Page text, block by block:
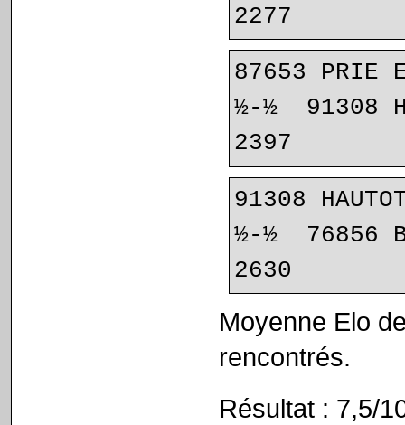
2277
87653
½-½  91308
2397
91308
½-½  76856
2630
Moyenne Elo
rencontrés.
Résultat : 7,5/